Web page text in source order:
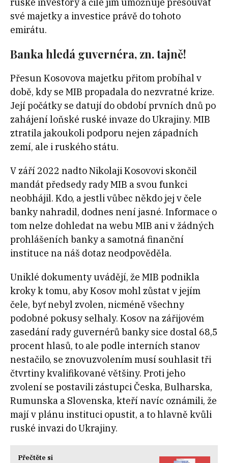
ruské investory a čile jim umožňuje přesouvat
své majetky a investice právě do tohoto
emirátu.
Banka hledá guvernéra, zn. tajně!
Přesun Kosovova majetku přitom probíhal v
době, kdy se MIB propadala do nezvratné krize.
Její počátky se datují do období prvních dnů po
zahájení loňské ruské invaze do Ukrajiny. MIB
ztratila jakoukoli podporu nejen západních
zemí, ale i ruského státu.
V září 2022 nadto Nikolaji Kosovovi skončil
mandát předsedy rady MIB a svou funkci
neobhájil. Kdo, a jestli vůbec někdo jej v čele
banky nahradil, dodnes není jasné. Informace o
tom nelze dohledat na webu MIB ani v žádných
prohlášeních banky a samotná finanční
instituce na náš dotaz neodpověděla.
Uniklé dokumenty uvádějí, že MIB podnikla
kroky k tomu, aby Kosov mohl zůstat v jejím
čele, byť nebyl zvolen, nicméně všechny
podobné pokusy selhaly. Kosov na zářijovém
zasedání rady guvernérů banky sice dostal 68,5
procent hlasů, to ale podle interních stanov
nestačilo, se znovuzvolením musí souhlasit tři
čtvrtiny kvalifikované většiny. Proti jeho
zvolení se postavili zástupci Česka, Bulharska,
Rumunska a Slovenska, kteří navíc oznámili, že
mají v plánu instituci opustit, a to hlavně kvůli
ruské invazi do Ukrajiny.
Přečtěte si